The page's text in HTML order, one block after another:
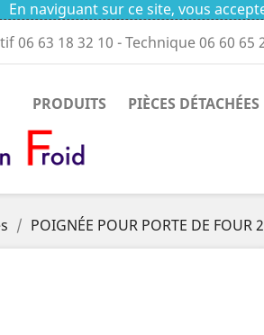
En naviguant sur ce site, vous
06 63 18 32 10 - Technique 06 60 65
PRODUITS PIÈCES DÉTACHÉES
POIGNÉE POUR PORTE DE FOUR